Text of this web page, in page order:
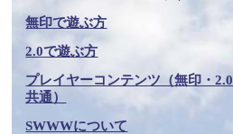
無印で遊ぶ方
2.0で遊ぶ方
プレイヤーコンテンツ（無印・2.0
共通）
SWWWについて